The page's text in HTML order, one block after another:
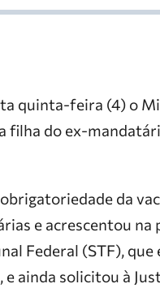
quinta-feira (4) o
filha do ex-
da
e acrescentou na
Federal (STF), que
ainda solicitou à